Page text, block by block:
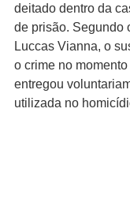
deitado dentro da
de prisão. Segundo
Luccas Vianna, o
o crime no
entregou
utilizada no